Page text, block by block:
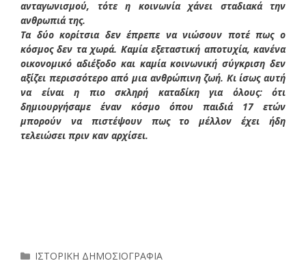
ανταγωνισμού, τότε η κοινωνία χάνει σταδιακά την
ανθρωπιά της.
Τα δύο κορίτσια δεν έπρεπε να νιώσουν ποτέ πως ο
κόσμος δεν τα χωρά. Καμία εξεταστική αποτυχία, κανένα
οικονομικό αδιέξοδο και καμία κοινωνική σύγκριση δεν
αξίζει περισσότερο από μια ανθρώπινη ζωή. Κι ίσως αυτή
να είναι η πιο σκληρή καταδίκη για όλους: ότι
δημιουργήσαμε έναν κόσμο όπου παιδιά 17 ετών
μπορούν να πιστέψουν πως το μέλλον έχει ήδη
τελειώσει πριν καν αρχίσει.
Κατηγορίες
ΙΣΤΟΡΙΚΗ ΔΗΜΟΣΙΟΓΡΑΦΙΑ